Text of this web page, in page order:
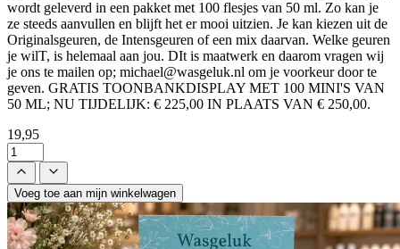
wordt geleverd in een pakket met 100 flesjes van 50 ml. Zo kan je
ze steeds aanvullen en blijft het er mooi uitzien. Je kan kiezen uit de
Originalsgeuren, de Intensgeuren of een mix daarvan. Welke geuren
je wilT, is helemaal aan jou. DIt is maatwerk en daarom vragen wij
je ons te mailen op; michael@wasgeluk.nl om je voorkeur door te
geven. GRATIS TOONBANKDISPLAY MET 100 MINI'S VAN
50 ML; NU TIJDELIJK: € 225,00 IN PLAATS VAN € 250,00.
19,95
Voeg toe aan mijn winkelwagen